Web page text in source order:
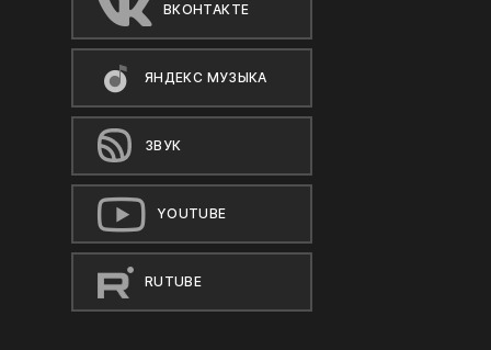
ВКОНТАКТЕ
ЯНДЕКС МУЗЫКА
ЗВУК
YOUTUBE
RUTUBE